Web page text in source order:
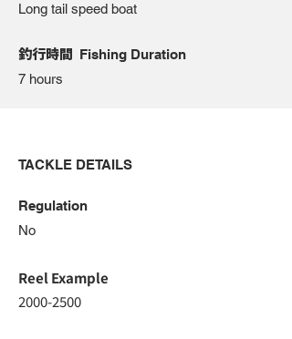
Long tail speed boat
釣行時間 Fishing Duration
7 hours
TACKLE DETAILS
Regulation
No
Reel Example
2000-2500